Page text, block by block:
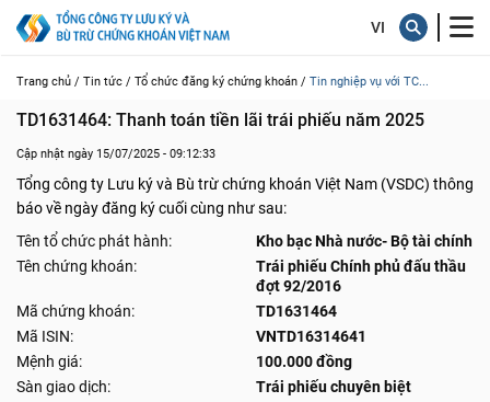
Trang chủ / Tin tức / Tổ chức đăng ký chứng khoán / Tin nghiệp vụ với TC...
TD1631464: Thanh toán tiền lãi trái phiếu năm 2025
Cập nhật ngày 15/07/2025 - 09:12:33
Tổng công ty Lưu ký và Bù trừ chứng khoán Việt Nam (VSDC) thông
báo về ngày đăng ký cuối cùng như sau:
Tên tổ chức phát hành:
Kho bạc Nhà nước- Bộ tài chính
Tên chứng khoán:
Trái phiếu Chính phủ đấu thầu
đợt 92/2016
Mã chứng khoán:
TD1631464
Mã ISIN:
VNTD16314641
Mệnh giá:
100.000 đồng
Sàn giao dịch:
Trái phiếu chuyên biệt